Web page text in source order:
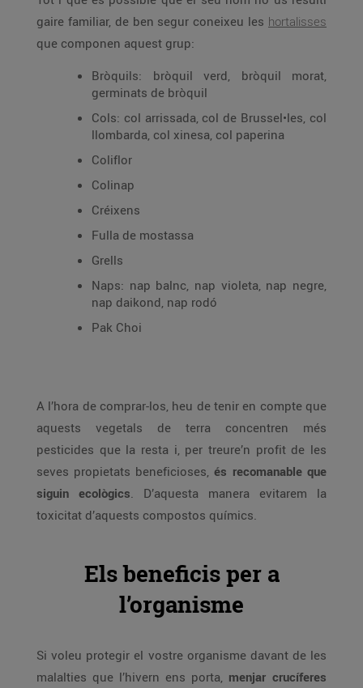
gaire familiar, de ben segur coneixeu les hortalisses
que componen aquest grup:
Bròquils: bròquil verd, bròquil morat,
germinats de bròquil
Cols: col arrissada, col de Brussel•les, col
llombarda, col xinesa, col paperina
Coliflor
Colinap
Créixens
Fulla de mostassa
Grells
Naps: nap balnc, nap violeta, nap negre,
nap daikond, nap rodó
Pak Choi
A l’hora de comprar-los, heu de tenir en compte que
aquests vegetals de terra concentren més
pesticides que la resta i, per treure’n profit de les
seves propietats beneficioses, és recomanable que
siguin ecològics. D’aquesta manera evitarem la
toxicitat d’aquests compostos químics.
Els beneficis per a
l’organisme
Si voleu protegir el vostre organisme davant de les
malalties que l’hivern ens porta, menjar crucíferes